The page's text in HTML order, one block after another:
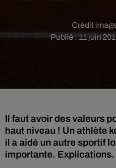
Publié : 11 juin
Crédit
Il faut avoir des valeurs
haut niveau ! Un athlète
il a aidé un autre sportif
importante. Explications.